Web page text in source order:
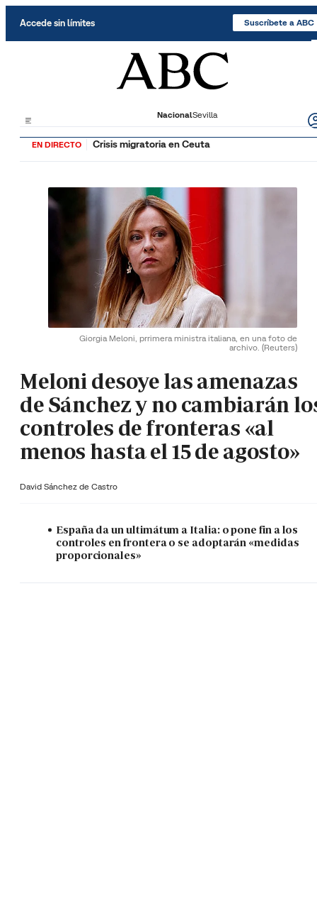
Accede sin límites Suscríbete a ABC
NacionalSevilla
EN DIRECTO Crisis migratoria en Ceuta
Giorgia Meloni, prrimera ministra italiana, en una foto de
archivo. (Reuters)
Meloni desoye las amenazas
de Sánchez y no cambiarán
controles de fronteras «al
menos hasta el 15 de agosto»
David Sánchez de Castro
España da un ultimátum a Italia: o pone fin a los
controles en frontera o se adoptarán «medidas
proporcionales»